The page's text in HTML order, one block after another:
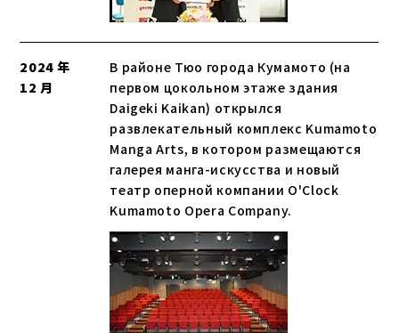
2024 年
12 月
В районе Тюо города Кумамото (на
первом цокольном этаже здания
Daigeki Kaikan) открылся
развлекательный комплекс Kumamoto
Manga Arts, в котором размещаются
галерея манга-искусства и новый
театр оперной компании O'Clock
Kumamoto Opera Company.